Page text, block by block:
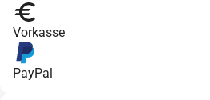
Vorkasse
PayPal